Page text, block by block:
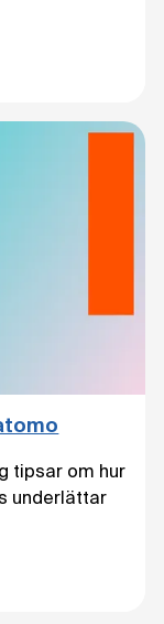
tipsar om hur
underlättar